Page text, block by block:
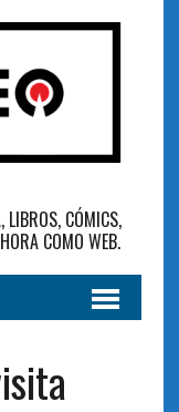
CÓMICS,
COMO WEB.